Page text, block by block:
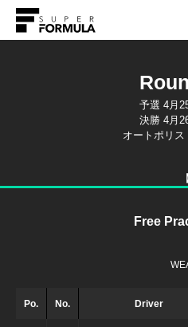
予選 4月
決勝 4月
オートポリ
Free
Po. No. Driver